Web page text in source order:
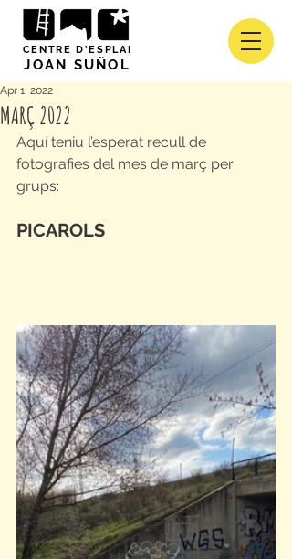
CENTRE D'ESPLAI
JOAN SUÑOL
MARÇ 2022
Apr 1, 2022
Aquí teniu l’esperat recull de
fotografies del mes de març per
grups:
PICAROLS